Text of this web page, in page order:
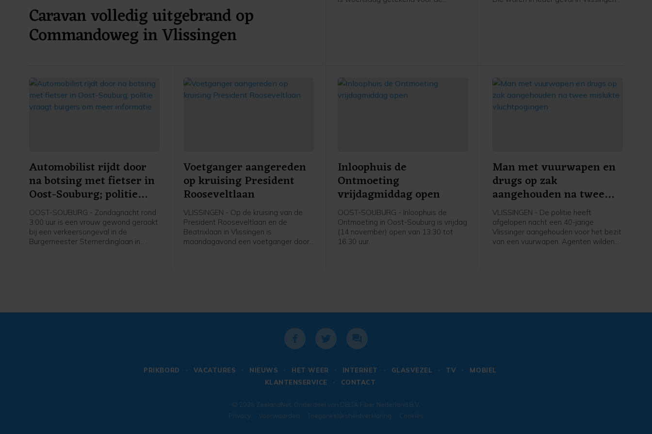
Caravan volledig uitgebrand op
Commandoweg in Vlissingen
Automobilist rijdt door
na botsing met fietser in
Oost-Souburg; politie
vraagt burgers om meer
informatie
OOST-SOUBURG - Zondagnacht rond
3.00 uur is een vrouw gewond geraakt
bij een verkeersongeval in de
Burgemeester Stemerdinglaan in
Voetganger aangereden
op kruising President
Rooseveltlaan
VLISSINGEN - Op de kruising van de
President Rooseveltlaan en de
Beatrixlaan in Vlissingen is
maandagavond een voetganger door
Inloophuis de
Ontmoeting
vrijdagmiddag open
OOST-SOUBURG - Inloophuis de
Ontmoeting in Oost-Souburg is vrijdag
(14 november) open van 13.30 tot
16.30 uur.
Man met vuurwapen en
drugs op zak
aangehouden na twee
mislukte vluchtpogingen
VLISSINGEN - De politie heeft
afgelopen nacht een 40-jarige
Vlissinger aangehouden voor het bezit
van een vuurwapen. Agenten wilden
PRIKBORD VACATURES NIEUWS HET WEER INTERNET GLASVEZEL TV
MOBIEL
KLANTENSERVICE
CONTACT
© 2026 ZeelandNet . Onderdeel van DELTA Fiber Nederland B.V.
Privacy
Voorwaarden Toegankelijksheidverklaring Cookies